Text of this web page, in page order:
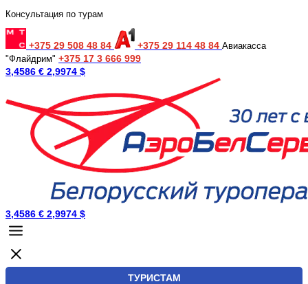
Консультация по турам
+375 29 508 48 84 +375 29 114 48 84 Авиакасса
"Флайдрим" +375 17 3 666 999
3,4586 € 2,9974 $
3,4586 € 2,9974 $
ТУРИСТАМ